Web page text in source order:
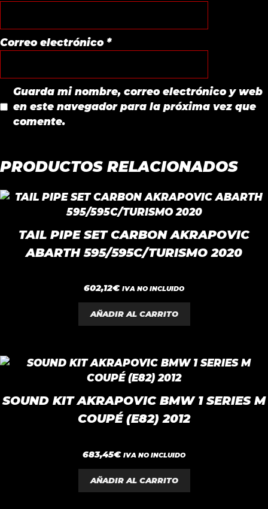
Correo electrónico *
Guarda mi nombre, correo electrónico y web
en este navegador para la próxima vez que
comente.
PRODUCTOS RELACIONADOS
TAIL PIPE SET CARBON AKRAPOVIC
ABARTH 595/595C/TURISMO 2020
0
d
e
5
602,12€ IVA NO INCLUIDO
AÑADIR AL CARRITO
SOUND KIT AKRAPOVIC BMW 1 SERIES M
COUPÉ (E82) 2012
0
d
e
5
683,45€ IVA NO INCLUIDO
AÑADIR AL CARRITO